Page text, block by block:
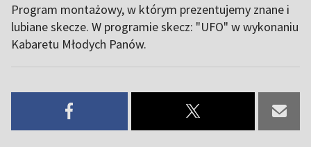
Program montażowy, w którym prezentujemy znane i
lubiane skecze. W programie skecz: "UFO" w wykonaniu
Kabaretu Młodych Panów.